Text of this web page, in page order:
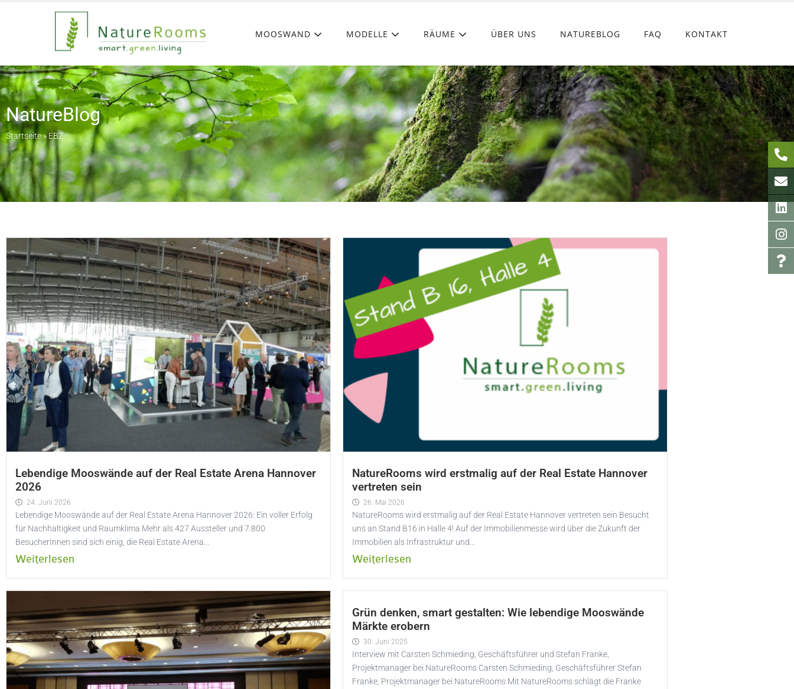
MOOSWAND MODELLE RÄUME ÜBER UNS NATUREBLOG FAQ KONTAKT
NatureBlog
Startseite» EBZ
Lebendige Mooswände auf der Real Estate Arena Hannover
2026
24. Juni 2026
Lebendige Mooswände auf der Real Estate Arena Hannover 2026: Ein voller Erfolg
für Nachhaltigkeit und Raumklima Mehr als 427 Aussteller und 7.800
BesucherInnen sind sich einig, die Real Estate Arena...
Weiterlesen
NatureRooms wird erstmalig auf der Real Estate Hannover
vertreten sein
26. Mai 2026
NatureRooms wird erstmalig auf der Real Estate Hannover vertreten sein Besucht
uns an Stand B16 in Halle 4! Auf der Immobilienmesse wird über die Zukunft der
Immobilien als Infrastruktur und...
Weiterlesen
Grün denken, smart gestalten: Wie lebendige Mooswände
Märkte erobern
30. Juni 2025
Interview mit Carsten Schmieding, Geschäftsführer und Stefan Franke,
Projektmanager bei NatureRooms Carsten Schmieding, Geschäftsführer Stefan
Franke, Projektmanager bei NatureRooms Mit NatureRooms schlägt die Franke